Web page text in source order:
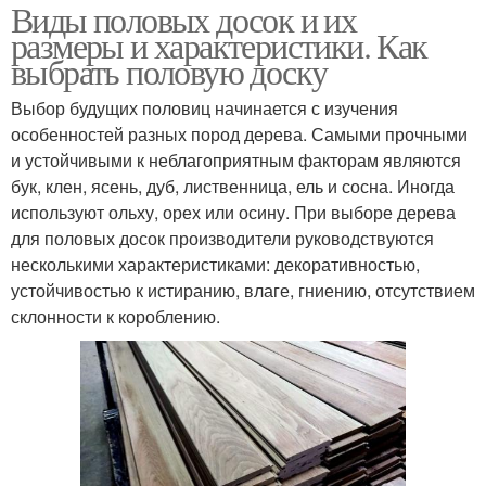
Виды половых досок и их
размеры и характеристики. Как
выбрать половую доску
Выбор будущих половиц начинается с изучения
особенностей разных пород дерева. Самыми прочными
и устойчивыми к неблагоприятным факторам являются
бук, клен, ясень, дуб, лиственница, ель и сосна. Иногда
используют ольху, орех или осину. При выборе дерева
для половых досок производители руководствуются
несколькими характеристиками: декоративностью,
устойчивостью к истиранию, влаге, гниению, отсутствием
склонности к короблению.